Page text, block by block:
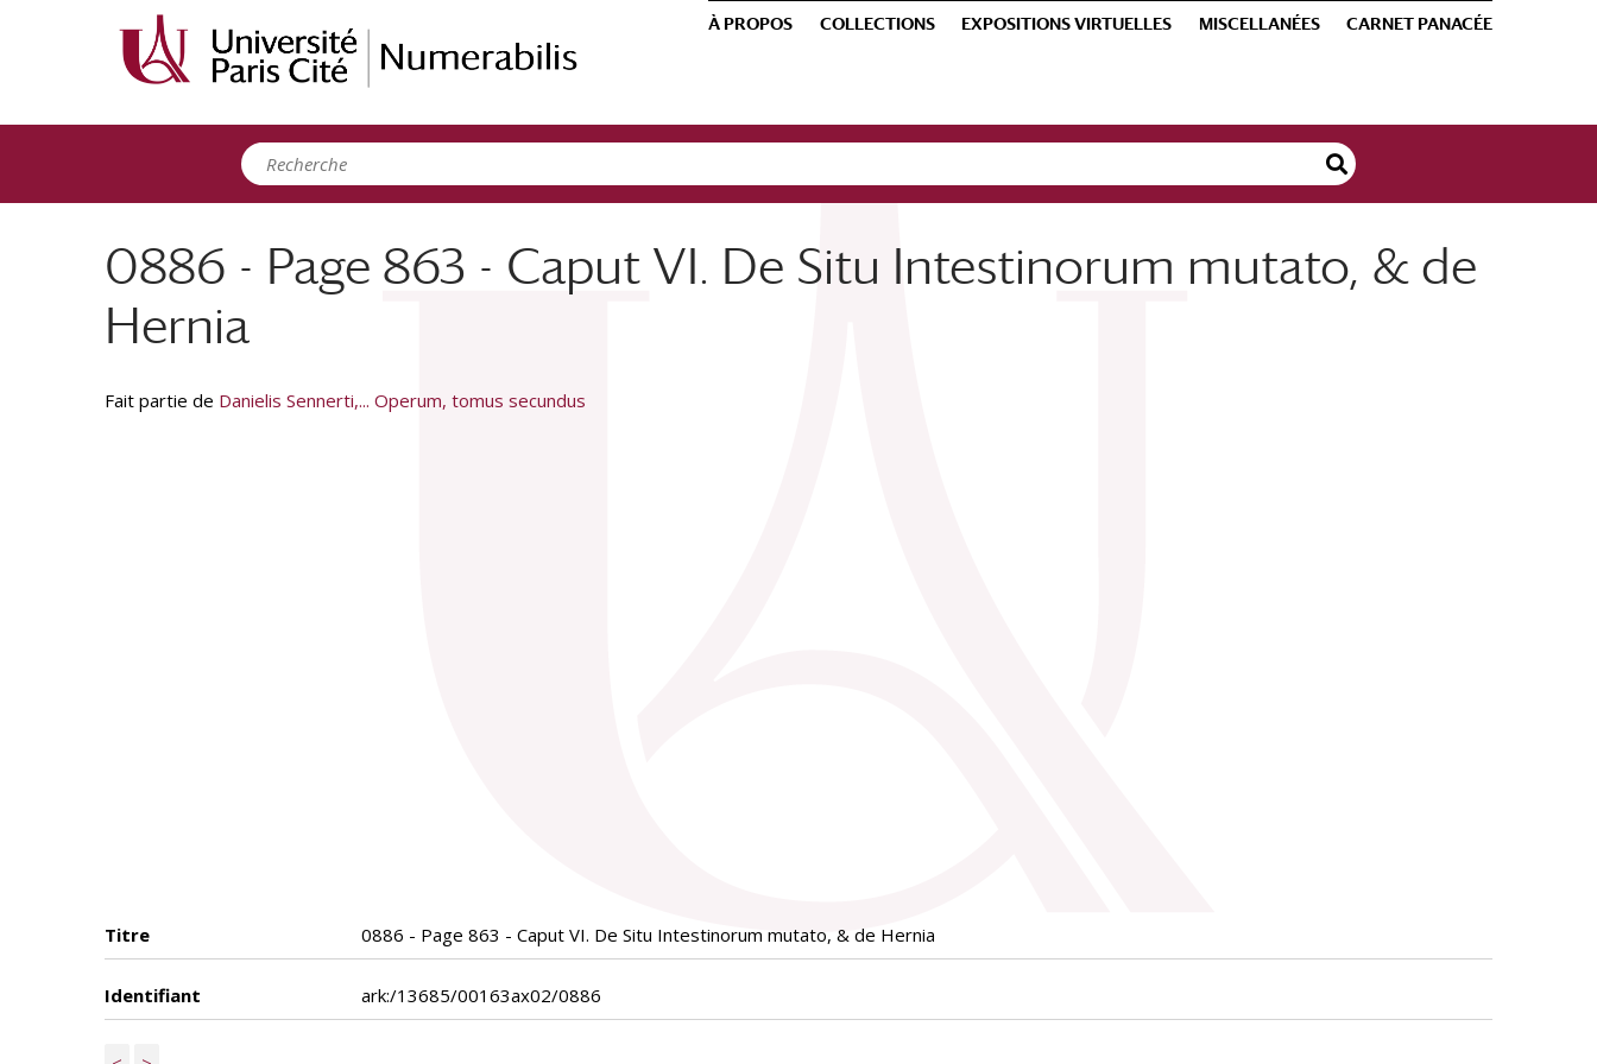
À PROPOS COLLECTIONS EXPOSITIONS VIRTUELLES MISCELLANÉES CARNET PANACÉE
0886 - Page 863 - Caput VI. De Situ Intestinorum mutato, & de
Hernia
Fait partie de Danielis Sennerti,... Operum, tomus secundus
Titre 0886 - Page 863 - Caput VI. De Situ Intestinorum mutato, & de Hernia
Identifiant ark:/13685/00163ax02/0886
Panneau de gestion des cookies